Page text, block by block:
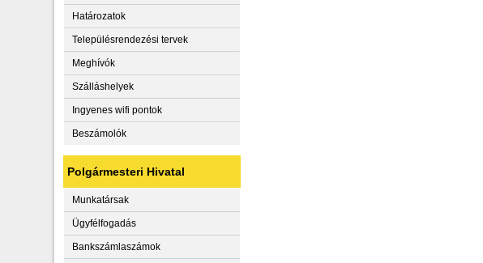
Határozatok
Településrendezési tervek
Meghívók
Szálláshelyek
Ingyenes wifi pontok
Beszámolók
Polgármesteri Hivatal
Munkatársak
Ügyfélfogadás
Bankszámlaszámok